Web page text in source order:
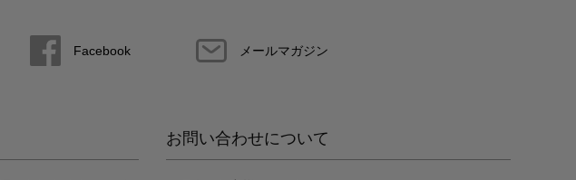
Facebook メールマガジン
お問い合わせについて